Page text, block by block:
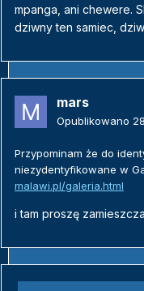
mpanga, ani chewere.
dziwny ten samiec,
mars
Opublikowano
Przypominam że do
niezydentyfikowane w
malawi.pl/galeria.html
i tam proszę